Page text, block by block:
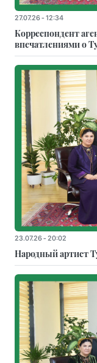
27.07.26 - 12:34
Корреспондент
впечатлениями о
23.07.26 - 20:02
Народный артист